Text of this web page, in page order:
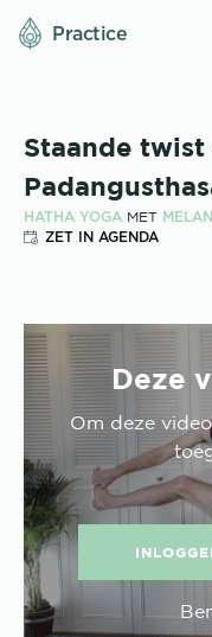
Practice
Staande
HATHA YOGAMET
ZET IN AGENDA
Deze
Om deze video